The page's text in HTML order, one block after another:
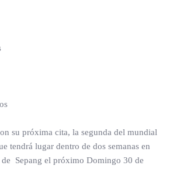
su próxima cita, la segunda del mundial
tendrá lugar dentro de dos semanas en
de Sepang el próximo Domingo 30 de